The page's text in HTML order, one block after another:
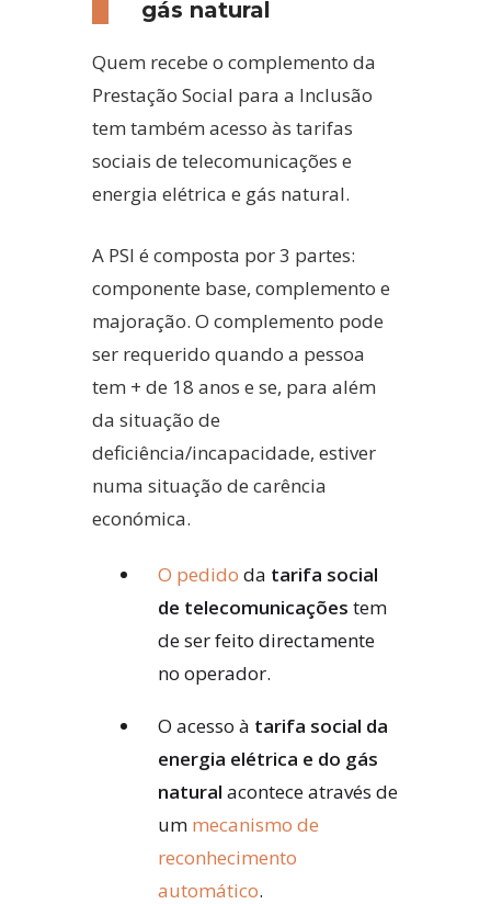
gás natural
Quem recebe o complemento da
Prestação Social para a Inclusão
tem também acesso às tarifas
sociais de telecomunicações e
energia elétrica e gás natural.
A PSI é composta por 3 partes:
componente base, complemento e
majoração. O complemento pode
ser requerido quando a pessoa
tem + de 18 anos e se, para além
da situação de
deficiência/incapacidade, estiver
numa situação de carência
económica.
O pedido da tarifa social
de telecomunicações tem
de ser feito directamente
no operador.
O acesso à tarifa social da
energia elétrica e do gás
natural acontece através de
um mecanismo de
reconhecimento
automático.